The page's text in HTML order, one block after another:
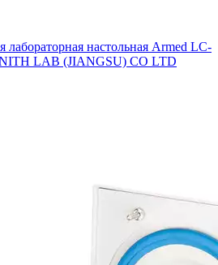
настольная Armed LC-
LAB (JIANGSU) CO LTD